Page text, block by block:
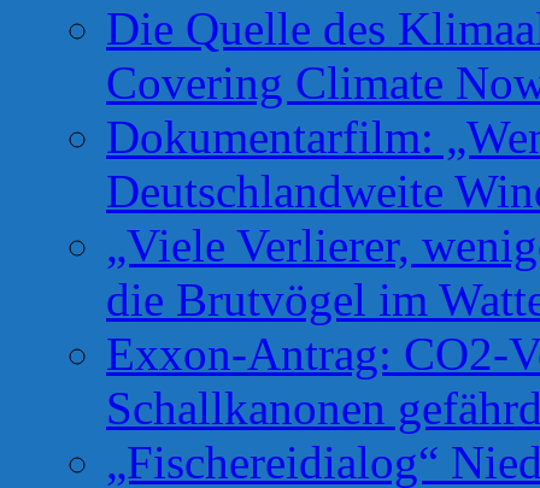
Die Quelle des
Covering Climate
Dokumentarfilm:
Deutschlandweite
„Viele Verlierer,
die Brutvögel im
Exxon-Antrag: CO2-
Schallkanonen
„Fischereidialog“